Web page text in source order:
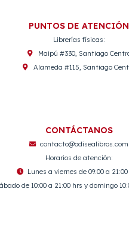
PUNTOS DE ATENCIÓN
Librerías físicas:
Maipú #330, Santiago
Alameda #115, Santiago
CONTÁCTANOS
contacto@odisealibros.com
Horarios de atención:
Lunes a viernes de 09:00 a
de 10:00 a 21:00 hrs y domingo